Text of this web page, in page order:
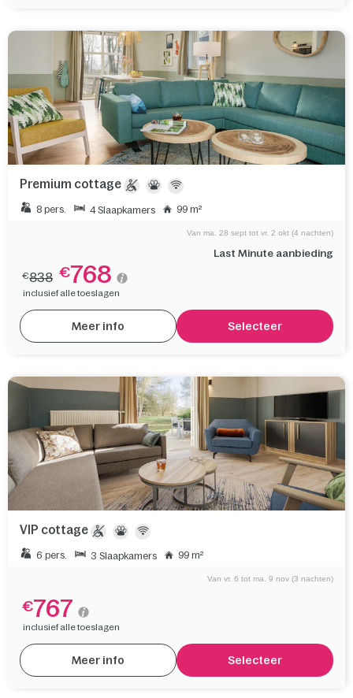
Premium cottage
8 pers. 4 Slaapkamers 99 m²
Last Minute aanbieding
Van ma. 28 sept tot vr. 2 okt (4 nachten)
€838 €768
inclusief alle toeslagen
Meer info Selecteer
VIP cottage
6 pers. 3 Slaapkamers 99 m²
Van vr. 6 tot ma. 9 nov (3 nachten)
€767
inclusief alle toeslagen
Meer info Selecteer